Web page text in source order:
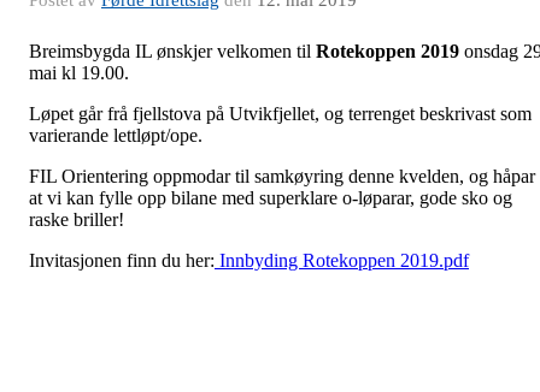
Breimsbygda IL ønskjer velkomen til Rotekoppen 2019 onsdag
mai kl 19.00.
Løpet går frå fjellstova på Utvikfjellet, og terrenget beskrivast som
varierande lettløpt/ope.
FIL Orientering oppmodar til samkøyring denne kvelden, og håpar
at vi kan fylle opp bilane med superklare o-løparar, gode sko og
raske briller!
Invitasjonen finn du her: Innbyding Rotekoppen 2019.pdf